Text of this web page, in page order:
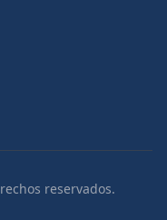
reservados.